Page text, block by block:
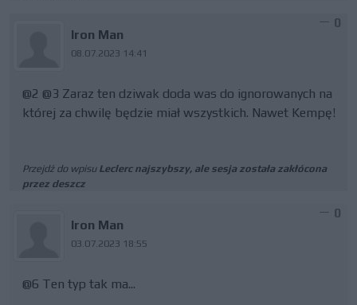
Iron Man
08.07.2023 14:41
0
@2 @3 Zaraz ten dziwak doda was do ignorowanych na
której za chwilę będzie miał wszystkich. Nawet Kempę!
Przejdź do wpisu Leclerc najszybszy, ale sesja została zakłócona
przez deszcz
Iron Man
03.07.2023 18:55
0
@6 Ten typ tak ma...